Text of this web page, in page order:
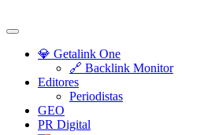
to
💎 Getalink One
🔗 Backlink Monitor
Editores
Periodistas
GEO
PR Digital